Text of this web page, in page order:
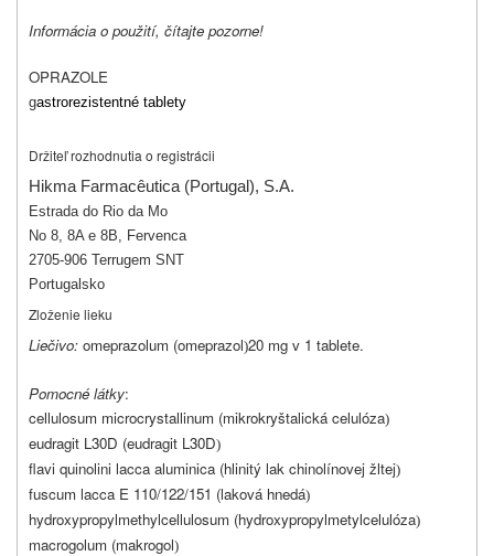
Informácia o použití, čítajte pozorne!
OPRAZOLE
gastrorezistentné tablety
Držiteľ rozhodnutia o registrácii
Hikma Farmacêutica (Portugal), S.A.
Estrada do Rio da Mo
No 8, 8A e 8B, Fervenca
2705-906 Terrugem SNT
Portugalsko
Zloženie lieku
Liečivo: omeprazolum (omeprazol)20 mg v 1 tablete.
Pomocné látky:
cellulosum microcrystallinum (mikrokryštalická celulóza)
eudragit L30D (eudragit L30D)
flavi quinolini lacca aluminica (hlinitý lak chinolínovej žltej)
fuscum lacca E 110/122/151 (laková hnedá)
hydroxypropylmethylcellulosum (hydroxypropylmetylcelulóza)
macrogolum (makrogol)